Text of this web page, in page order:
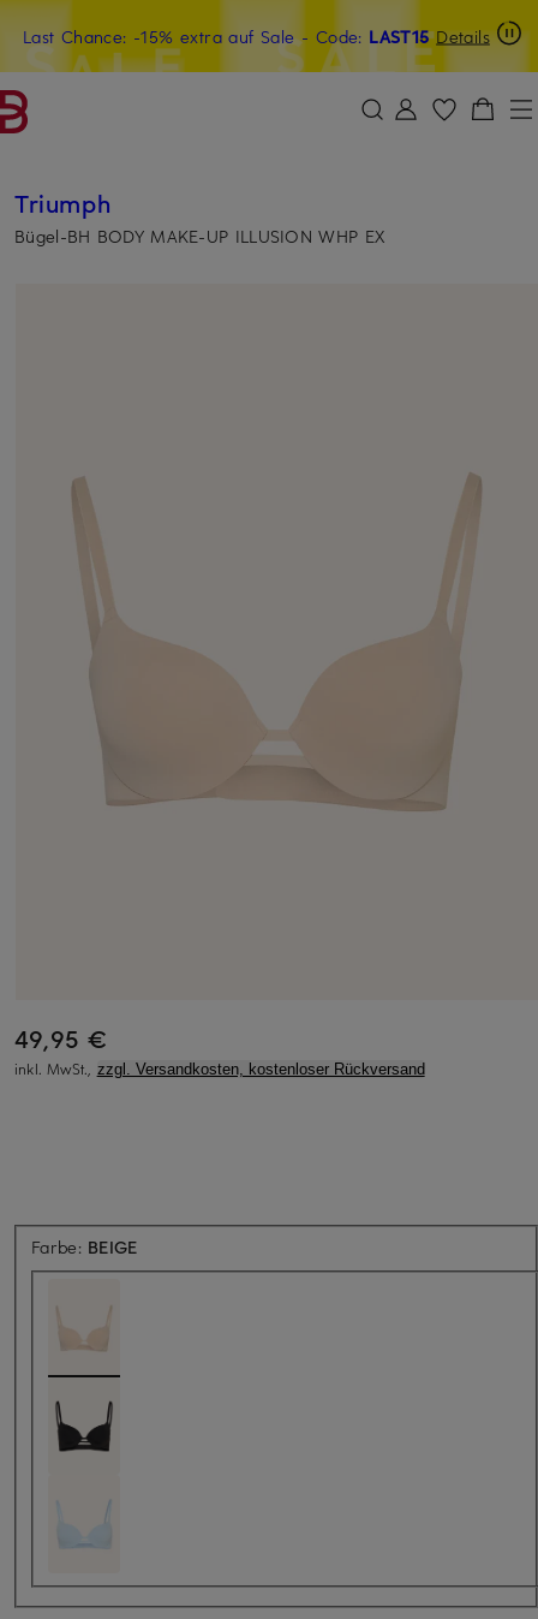
ZUM HAUPTINHALT ÜBERSPRINGEN ZUM SUCHFELD ÜBERSPRINGEN
Last Chance: -15% extra auf Sale- Code: LAST15 Details
15€-Willkommensgutschein mit Beyond sichern
Triumph
Bügel-BH BODY MAKE-UP ILLUSION WHP EX
49,95 €
inkl. MwSt., zzgl. Versandkosten, kostenloser Rückversand
Farbe: BEIGE